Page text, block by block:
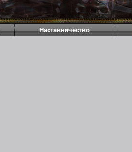
Наставничество